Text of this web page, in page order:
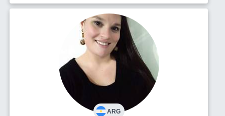
ARG